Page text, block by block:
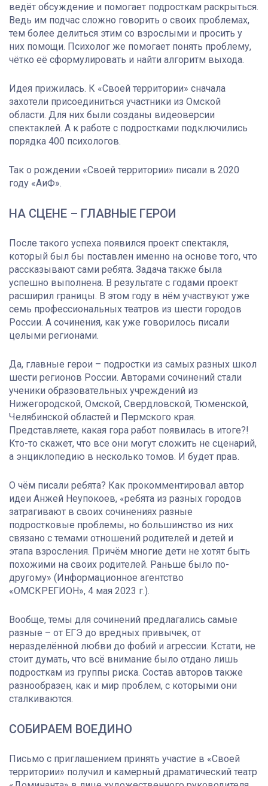
ведёт обсуждение и помогает подросткам раскрыться.
Ведь им подчас сложно говорить о своих проблемах,
тем более делиться этим со взрослыми и просить у
них помощи. Психолог же помогает понять проблему,
чётко её сформулировать и найти алгоритм выхода.
Идея прижилась. К «Своей территории» сначала
захотели присоединиться участники из Омской
области. Для них были созданы видеоверсии
спектаклей. А к работе с подростками подключились
порядка 400 психологов.
Так о рождении «Своей территории» писали в 2020
году «АиФ».
НА СЦЕНЕ – ГЛАВНЫЕ ГЕРОИ
После такого успеха появился проект спектакля,
который был бы поставлен именно на основе того, что
рассказывают сами ребята. Задача также была
успешно выполнена. В результате с годами проект
расширил границы. В этом году в нём участвуют уже
семь профессиональных театров из шести городов
России. А сочинения, как уже говорилось писали
целыми регионами.
Да, главные герои – подростки из самых разных школ
шести регионов России. Авторами сочинений стали
ученики образовательных учреждений из
Нижегородской, Омской, Свердловской, Тюменской,
Челябинской областей и Пермского края.
Представляете, какая гора работ появилась в итоге?!
Кто-то скажет, что все они могут сложить не сценарий,
а энциклопедию в несколько томов. И будет прав.
О чём писали ребята? Как прокомментировал автор
идеи Анжей Неупокоев, «ребята из разных городов
затрагивают в своих сочинениях разные
подростковые проблемы, но большинство из них
связано с темами отношений родителей и детей и
этапа взросления. Причём многие дети не хотят быть
похожими на своих родителей. Раньше было по-
другому» (Информационное агентство
«ОМСКРЕГИОН», 4 мая 2023 г.).
Вообще, темы для сочинений предлагались самые
разные – от ЕГЭ до вредных привычек, от
неразделённой любви до фобий и агрессии. Кстати, не
стоит думать, что всё внимание было отдано лишь
подросткам из группы риска. Состав авторов также
разнообразен, как и мир проблем, с которыми они
сталкиваются.
СОБИРАЕМ ВОЕДИНО
Письмо с приглашением принять участие в «Своей
территории» получил и камерный драматический театр